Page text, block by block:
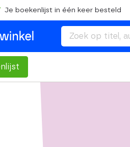
Je boekenlijst in één keer besteld